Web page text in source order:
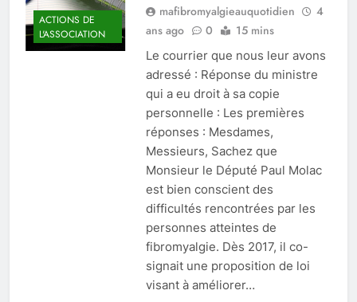
ACTIONS DE
L'ASSOCIATION
mafibromyalgieauquotidien
4
ans ago
0 15 mins
Le courrier que nous leur avons
adressé : Réponse du ministre
qui a eu droit à sa copie
personnelle : Les premières
réponses : Mesdames,
Messieurs, Sachez que
Monsieur le Député Paul Molac
est bien conscient des
difficultés rencontrées par les
personnes atteintes de
fibromyalgie. Dès 2017, il co-
signait une proposition de loi
visant à améliorer…